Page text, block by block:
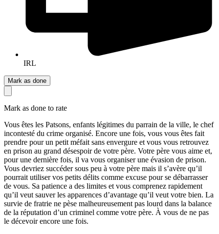
IRL
Mark as done
Mark as done to rate
Vous êtes les Patsons, enfants légitimes du parrain de la ville, le chef
incontesté du crime organisé. Encore une fois, vous vous êtes fait
prendre pour un petit méfait sans envergure et vous vous retrouvez
en prison au grand désespoir de votre père. Votre père vous aime et,
pour une dernière fois, il va vous organiser une évasion de prison.
Vous devriez succéder sous peu à votre père mais il s’avère qu’il
pourrait utiliser vos petits délits comme excuse pour se débarrasser
de vous. Sa patience a des limites et vous comprenez rapidement
qu’il veut sauver les apparences d’avantage qu’il veut votre bien. La
survie de fratrie ne pèse malheureusement pas lourd dans la balance
de la réputation d’un criminel comme votre père. À vous de ne pas
le décevoir encore une fois.